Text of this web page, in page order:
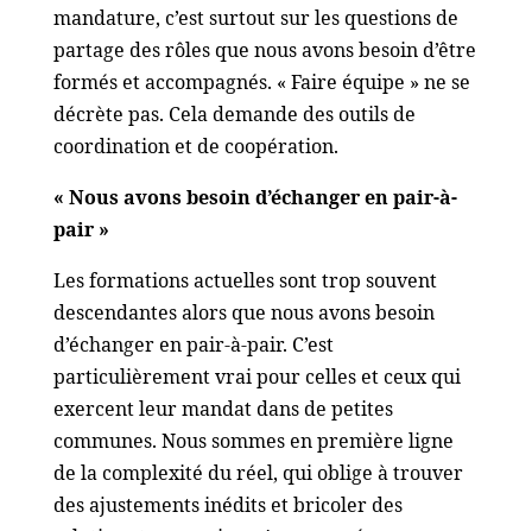
mandature, c’est surtout sur les questions de
partage des rôles que nous avons besoin d’être
formés et accompagnés. « Faire équipe » ne se
décrète pas. Cela demande des outils de
coordination et de coopération.
« Nous avons besoin d’échanger en pair-à-
pair »
Les formations actuelles sont trop souvent
descendantes alors que nous avons besoin
d’échanger en pair-à-pair. C’est
particulièrement vrai pour celles et ceux qui
exercent leur mandat dans de petites
communes. Nous sommes en première ligne
de la complexité du réel, qui oblige à trouver
des ajustements inédits et bricoler des